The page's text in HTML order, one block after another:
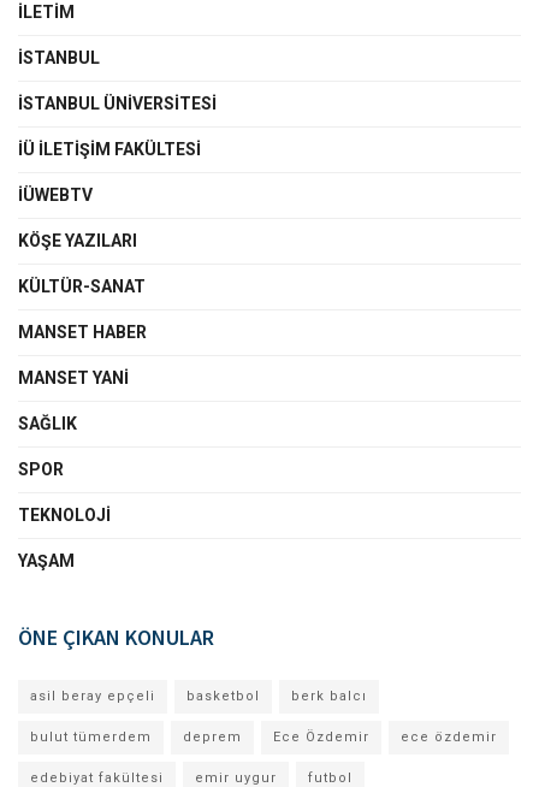
İLETIM
İSTANBUL
İSTANBUL ÜNIVERSITESI
İÜ İLETIŞIM FAKÜLTESI
İÜWEBTV
KÖŞE YAZILARI
KÜLTÜR-SANAT
MANSET HABER
MANSET YANI
SAĞLIK
SPOR
TEKNOLOJI
YAŞAM
ÖNE ÇIKAN KONULAR
asil beray epçeli basketbol berk balcı
bulut tümerdem deprem Ece Özdemir ece özdemir
edebiyat fakültesi emir uygur futbol